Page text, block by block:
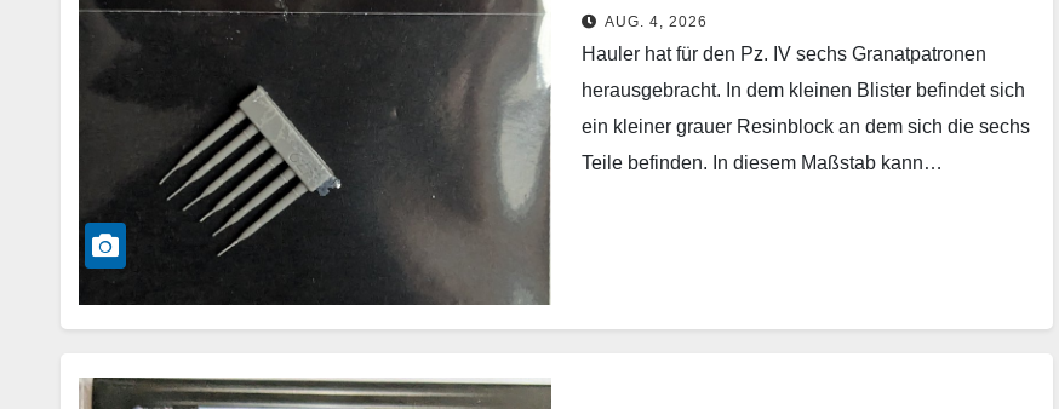
AUG. 4, 2026
Hauler hat für den Pz. IV sechs Granatpatronen
herausgebracht. In dem kleinen Blister befindet sich
ein kleiner grauer Resinblock an dem sich die sechs
Teile befinden. In diesem Maßstab kann…